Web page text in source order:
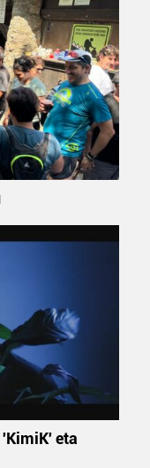
cookie-
eta
teknologiaz
teknologia hori
diguzu.Gehiago
eta